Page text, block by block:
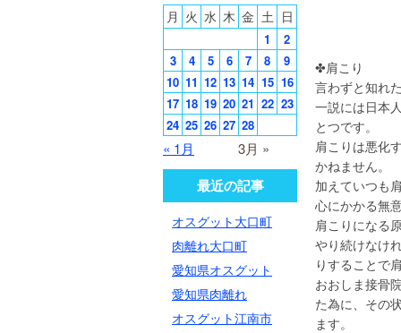
✤
言わずと知れ
一説には日本
とつです。
肩こりは悪化
かねません。
加えていつも
心にかかる無
肩こりになる
やり続けなけ
りすることで
おおしま接骨
た為に、その
ます。
月 火 水 木 金 土 日
« 1月 3月 »
1
2
3
4 5 6 7 8
9
10 11 12 13 14 15 16
17 18 19 20 21 22 23
24 25 26 27 28
最近の記事
オスグット大口町
肉離れ大口町
愛知県オスグット
愛知県肉離れ
オスグット江南市